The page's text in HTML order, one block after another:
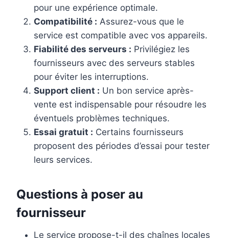
pour une expérience optimale.
Compatibilité : Assurez-vous que le
service est compatible avec vos appareils.
Fiabilité des serveurs : Privilégiez les
fournisseurs avec des serveurs stables
pour éviter les interruptions.
Support client : Un bon service après-
vente est indispensable pour résoudre les
éventuels problèmes techniques.
Essai gratuit : Certains fournisseurs
proposent des périodes d’essai pour tester
leurs services.
Questions à poser au
fournisseur
Le service propose-t-il des chaînes locales